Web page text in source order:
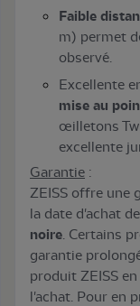
Faible
m) permet
observé.
Excellente
mise au
œilletons
excellente
Garantie :
ZEISS offre une
la date d'achat
noire. Certains
garantie
produit ZEISS
l'achat. Pour en